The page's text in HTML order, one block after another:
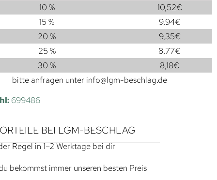
10 %
10,52€
15 %
9,94€
20 %
9,35€
25 %
8,77€
30 %
8,18€
bitte anfragen unter info@lgm-beschlag.de
699486
BEI LGM-BESCHLAG
Regel in 1–2 Werktage bei dir
bekommst immer unseren besten Preis